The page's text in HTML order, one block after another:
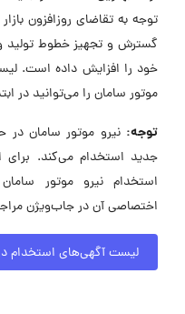
توجه به تقاضای روزافزون
گسترش و تجهیز خطوط تولید
خود را افزایش داده است.
موتور سامان را می‌توانید در
توجه:
جدید استخدام می‌کند. برای
استخدام نیرو موتور
اختصاصی آن در جاب‌ویژن
لیست آگهی‌های استخدام